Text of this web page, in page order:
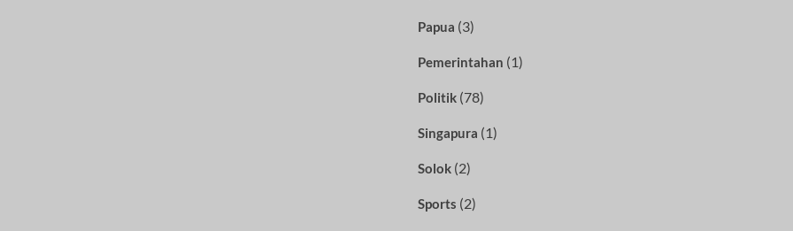
Papua (3)
Pemerintahan (1)
Politik(78)
Singapura (1)
Solok(2)
Sports (2)